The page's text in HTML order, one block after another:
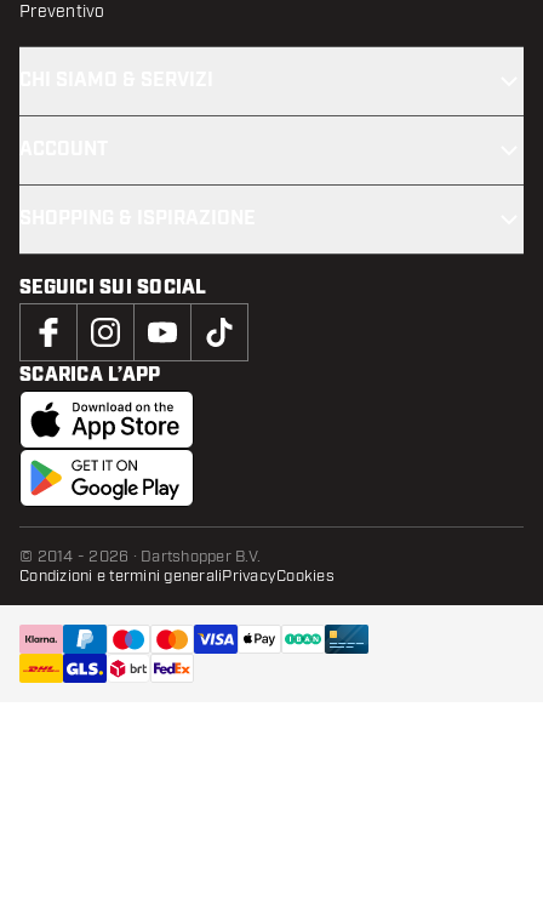
Preventivo
SEGUICI SUI SOCIAL
SCARICA L’APP
© 2014 - 2026 · Dartshopper B.V.
Condizioni e termini generaliPrivacyCookies